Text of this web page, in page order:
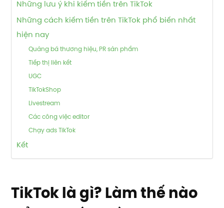
Những lưu ý khi kiếm tiền trên TikTok
Những cách kiếm tiền trên TikTok phổ biến nhất
hiện nay
Quảng bá thương hiệu, PR sản phẩm
Tiếp thị liên kết
UGC
TikTokShop
Livestream
Các công việc editor
Chạy ads TikTok
Kết
TikTok là gì? Làm thế nào